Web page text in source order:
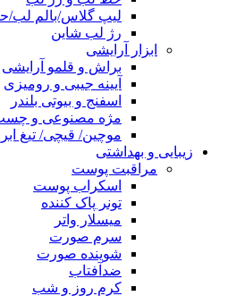
لیپ گلاس/بالم لب/
رژ لب شاین
ابزار آرایشی
براش و قلمو آرایشی
آیینه جیبی و رومیزی
اسفنج و بیوتی بلندر
مژه مصنوعی و
موچین/ قیچی/ تیغ
زیبایی و بهداشتی
مراقبت پوست
اسکراب پوست
تونر پاک کننده
میسلار واتر
سرم صورت
شوینده صورت
ضدآفتاب
کرم روز و شب